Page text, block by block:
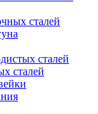
сталей
сталей
сталей